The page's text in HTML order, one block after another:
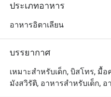
ประเภทอาหาร
อาหารอิตาเลียน
บรรยากาศ
เหมาะสำหรับเด็ก, บิสโทร, มื้
มังสวิรัติ, อาหารสำหรับเด็ก,